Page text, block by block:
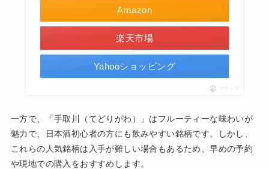
Amazon
楽天市場
Yahooショッピング
ポチップ
一方で、「手取川（てどりがわ）」はフルーティーな味わいが
魅力で、日本酒初心者の方にも飲みやすい銘柄です。しかし、
これらの人気銘柄は入手が難しい場合もあるため、早めの予約
や現地での購入をおすすめします。